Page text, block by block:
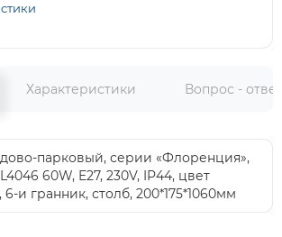
Характеристики Вопрос -
парковый, серии «Флоренция»,
60W, E27, 230V, IP44, цвет
и гранник, столб, 200*175*1060мм